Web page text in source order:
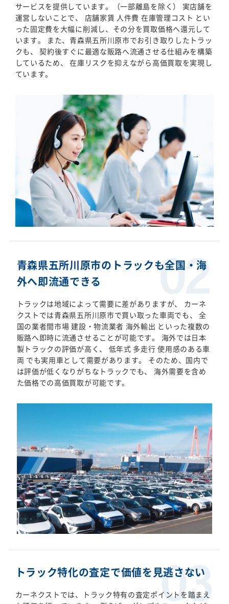
サービスを提供しています。（一部離島を除く） 実店舗を
運営しないことで、 店舗家賃 人件費 在庫管理コスト とい
った固定費を大幅に削減し、その分を買取価格へ還元して
います。 また、青森県五所川原市でお引き取りしたトラッ
クも、 契約後すぐに最適な販路へ流通させる仕組みを構築
しているため、 在庫リスクを抑えながら高価買取を実現し
ています。
青森県五所川原市のトラックも全国・海
外へ即流通できる
トラックは地域によって需要に差がありますが、 カーネ
クストでは青森県五所川原市で買い取った車両でも、 全
国の業者間市場 建設・物流業者 海外輸出 といった複数の
販路へ即時に流通させることが可能です。 海外では日本
製トラックの評価が高く、 低年式 多走行 使用感のある車
両 でも実用車として需要があります。 そのため、国内で
は評価が低くなりがちなトラックでも、 海外需要を含め
た価格での高価買取が可能です。
トラック特化の査定で価値を見逃さない
カーネクストでは、トラック特有の査定ポイントを踏まえ